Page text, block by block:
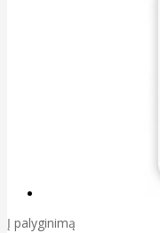
Į palyginimą